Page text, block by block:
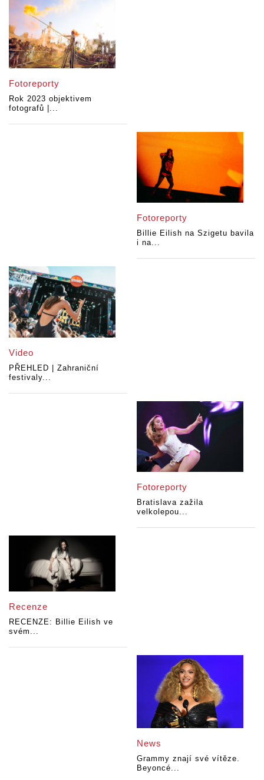
Fotoreporty
Rok 2023 objektivem
fotografů |...
Fotoreporty
Billie Eilish na Szigetu bavila
i na...
Video
PŘEHLED | Zahraniční
festivaly...
Fotoreporty
Bratislava zažila
velkolepou...
Recenze
RECENZE: Billie Eilish ve
svém...
News
Grammy znají své vítěze.
Beyoncé...